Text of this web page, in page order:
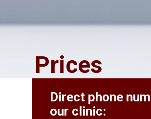
Prices
Direct phone
our clinic: